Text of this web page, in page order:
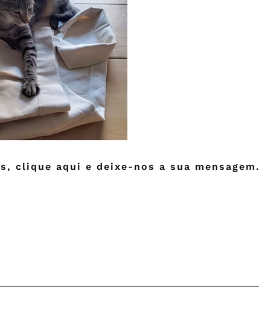
clique aqui e deixe-nos a sua mensagem.